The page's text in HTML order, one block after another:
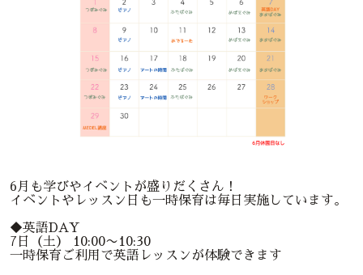
6月も学びやイベントが盛りだくさん！
イベントやレッスン日も一時保育は毎日実施しています。
◆英語DAY
7日（土） 10:00〜10:30
一時保育ご利用で英語レッスンが体験できます